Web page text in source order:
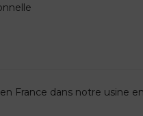
France dans notre usine